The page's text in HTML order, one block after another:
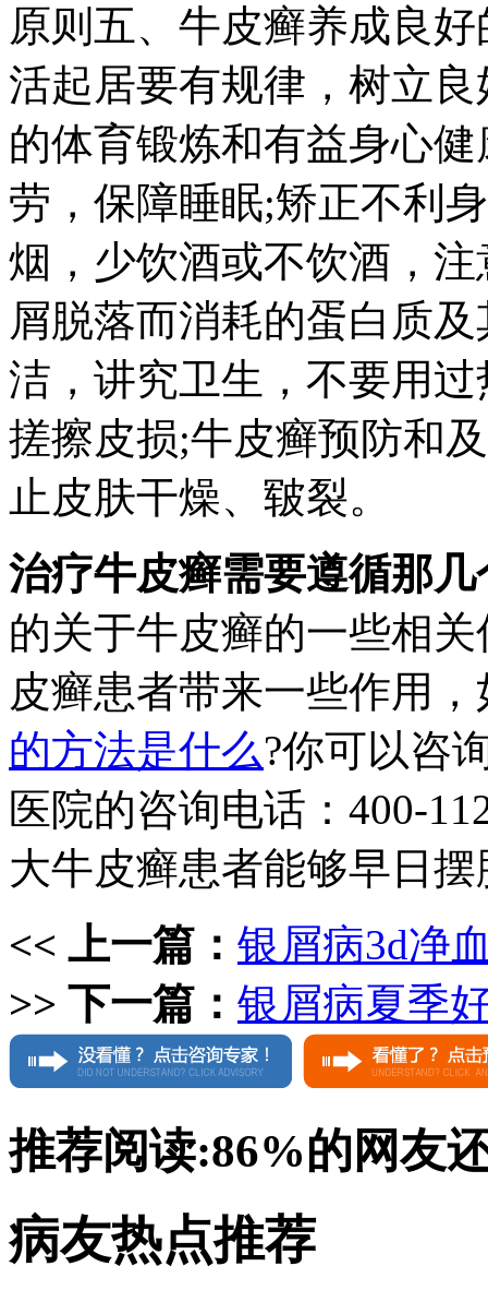
原则五、牛皮癣养成良
活起居要有规律，树立
的体育锻炼和有益身心
劳，保障睡眠;矫正不利
烟，少饮酒或不饮酒，
屑脱落而消耗的蛋白质
洁，讲究卫生，不要用
搓擦皮损;牛皮癣预防和
止皮肤干燥、皲裂。
治疗牛皮癣需要遵循那几
的关于牛皮癣的一些相
皮癣患者带来一些作用
的方法是什么?你可以咨
医院的咨询电话：400-
大牛皮癣患者能够早日
<< 上一篇： 银屑病3d净
>> 下一篇： 银屑病夏季
推荐阅读:86%的网友
病友热点推荐